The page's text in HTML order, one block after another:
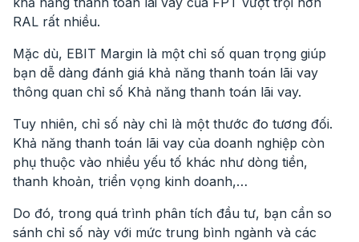
RAL rất nhiều.
Mặc dù, EBIT Margin là một chỉ số quan trọng giúp
bạn dễ dàng đánh giá khả năng thanh toán lãi vay
thông quan chỉ số Khả năng thanh toán lãi vay.
Tuy nhiên, chỉ số này chỉ là một thước đo tương đối.
Khả năng thanh toán lãi vay của doanh nghiệp còn
phụ thuộc vào nhiều yếu tố khác như dòng tiền,
thanh khoản, triển vọng kinh doanh,…
Do đó, trong quá trình phân tích đầu tư, bạn cần so
sánh chỉ số này với mức trung bình ngành và các